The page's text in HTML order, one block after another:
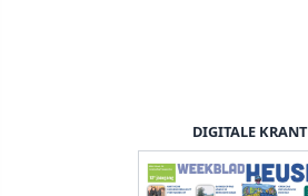
DIGITALE KRANT